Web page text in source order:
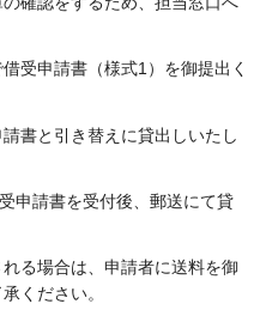
受申請書（様式1）を御提出く
書と引き替えに貸出しいたし
申請書を受付後、郵送にて貸
る場合は、申請者に送料を御
ください。